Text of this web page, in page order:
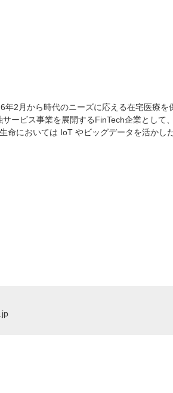
2月から時代のニーズに応える在宅医療
ービス事業を展開するFinTech企業として
においては IoT やビッグデータを活かし